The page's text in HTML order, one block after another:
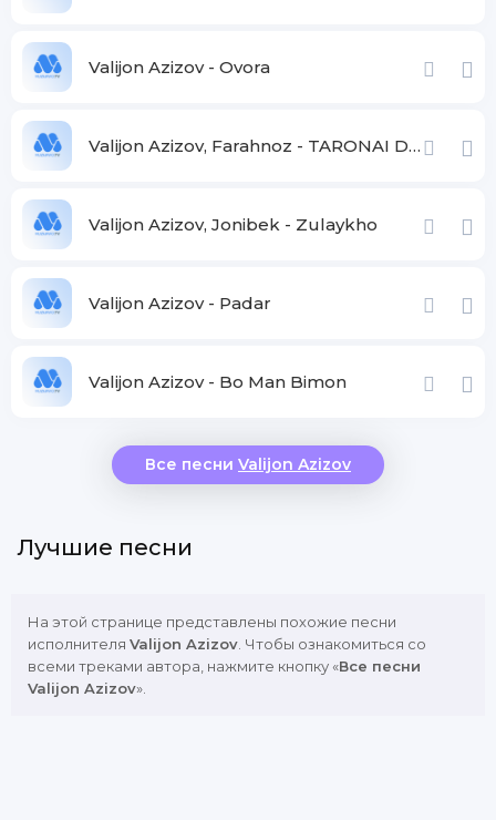
Valijon Azizov - Ovora
Valijon Azizov, Farahnoz - TARONAI DIL
Valijon Azizov, Jonibek - Zulaykho
Valijon Azizov - Padar
Valijon Azizov - Bo Man Bimon
Все песни Valijon Azizov
Лучшие песни
На этой странице представлены похожие песни
исполнителя Valijon Azizov . Чтобы ознакомиться со
всеми треками автора, нажмите кнопку «Все песни
Valijon Azizov».